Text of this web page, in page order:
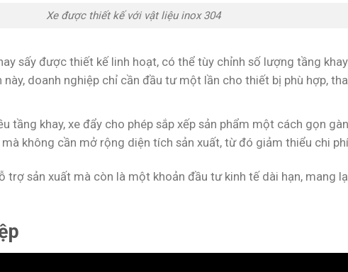
Xe được thiết kế với vật liệu inox 304
sấy được thiết kế linh hoạt, có thể tùy chỉnh số lượng tầng
doanh nghiệp chỉ cần đầu tư một lần cho thiết bị phù hợp,
tầng khay, xe đẩy cho phép sắp xếp sản phẩm một cách gọn
không cần mở rộng diện tích sản xuất, từ đó giảm thiểu chi
trợ sản xuất mà còn là một khoản đầu tư kinh tế dài hạn, mang